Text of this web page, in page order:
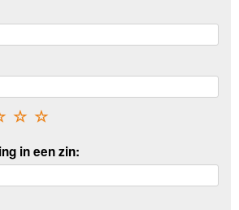
☆
☆
in een zin: